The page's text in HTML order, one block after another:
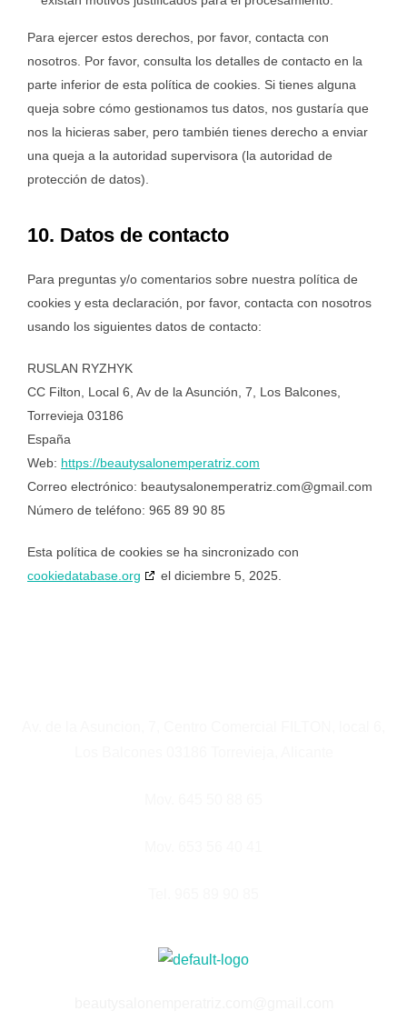
Para ejercer estos derechos, por favor, contacta con
nosotros. Por favor, consulta los detalles de contacto en la
parte inferior de esta política de cookies. Si tienes alguna
queja sobre cómo gestionamos tus datos, nos gustaría que
nos la hicieras saber, pero también tienes derecho a enviar
una queja a la autoridad supervisora (la autoridad de
protección de datos).
10. Datos de contacto
Para preguntas y/o comentarios sobre nuestra política de
cookies y esta declaración, por favor, contacta con nosotros
usando los siguientes datos de contacto:
RUSLAN RYZHYK
CC Filton, Local 6, Av de la Asunción, 7, Los Balcones,
Torrevieja 03186
España
Web: https://beautysalonemperatriz.com
Correo electrónico: beautysalonemperatriz.com@gmail.com
Número de teléfono: 965 89 90 85
Esta política de cookies se ha sincronizado con
cookiedatabase.org
el diciembre 5, 2025.